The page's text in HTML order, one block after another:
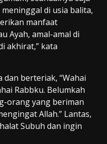
di usia balita,
manfaat
Ayah, amal-amal di
akhirat,” kata
berteriak, “Wahai
Rabbku. Belumkah
orang yang beriman
Allah.” Lantas,
Subuh dan ingin